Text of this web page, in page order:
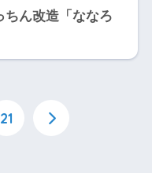
ちん改造「ななろ
21